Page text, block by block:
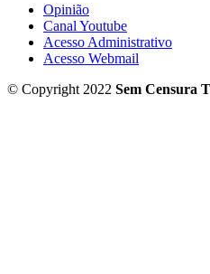
Opinião
Canal Youtube
Acesso Administrativo
Acesso Webmail
© Copyright 2022 Sem Censura